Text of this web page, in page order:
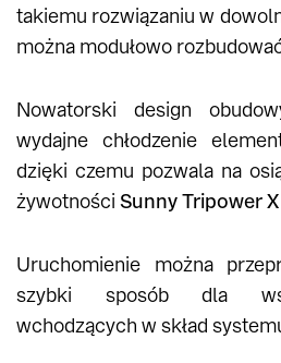
takiemu rozwiązaniu w
można modułowo
Nowatorski design
wydajne chłodzenie
dzięki czemu pozwala na
żywotności Sunny Tripower X
Uruchomienie można
szybki sposób dla
wchodzących w skład